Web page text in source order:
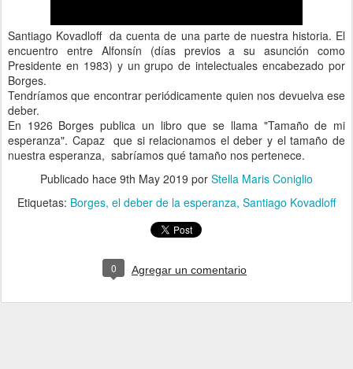
Santiago Kovadloff da cuenta de una parte de nuestra historia. El
encuentro entre Alfonsín (días previos a su asunción como
Presidente en 1983) y un grupo de intelectuales encabezado por
Borges.
Tendríamos que encontrar periódicamente quien nos devuelva ese
deber.
En 1926 Borges publica un libro que se llama "Tamaño de mi
esperanza". Capaz que si relacionamos el deber y el tamaño de
nuestra esperanza, sabríamos qué tamaño nos pertenece.
Publicado hace 9th May 2019 por Stella Maris Coniglio
Etiquetas: Borges el deber de la esperanza Santiago Kovadloff
0 Agregar un comentario